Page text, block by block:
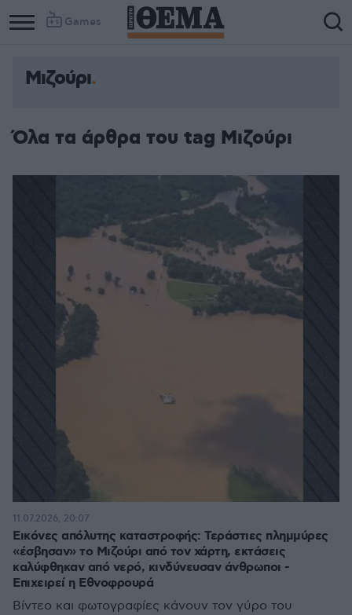
Games
Μιζούρι
Όλα τα άρθρα του tag Μιζούρι
Εικόνες απόλυτης καταστροφής: Τεράστιες πλημμύρες
«έσβησαν» το Μιζούρι από τον χάρτη, εκτάσεις
καλύφθηκαν από νερό, κινδύνευσαν άνθρωποι -
Επιχειρεί η Εθνοφρουρά
Βίντεο και φωτογραφίες κάνουν τον γύρο του
11.07.2026, 20:07